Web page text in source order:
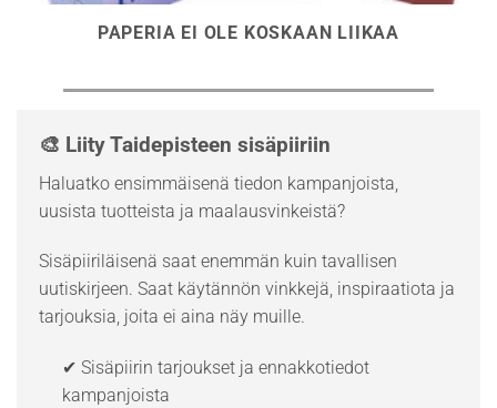
PAPERIA EI OLE KOSKAAN LIIKAA
🎨 Liity Taidepisteen sisäpiiriin
Haluatko ensimmäisenä tiedon kampanjoista,
uusista tuotteista ja maalausvinkeistä?
Sisäpiiriläisenä saat enemmän kuin tavallisen
uutiskirjeen. Saat käytännön vinkkejä, inspiraatiota ja
tarjouksia, joita ei aina näy muille.
✔ Sisäpiirin tarjoukset ja ennakkotiedot
kampanjoista